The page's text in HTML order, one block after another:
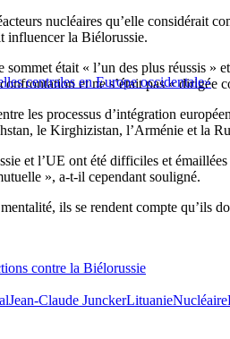
nucléaires qu’elle considérait
influencer la Biélorussie.
centrales en Europe occidentale»
était « l’un des plus réussis »
et ne s’était pas « dirigée
les processus d’intégration
le Kirghizistan, l’Arménie et la
et l’UE ont été difficiles et
», a-t-il cependant souligné.
ils se rendent compte qu’ils
contre la Biélorussie
Jean-Claude JunckerLituanieNucléaire